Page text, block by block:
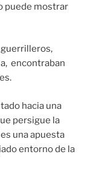
puede mostrar
guerrilleros,
encontraban
hacia una
persigue la
una apuesta
entorno de la